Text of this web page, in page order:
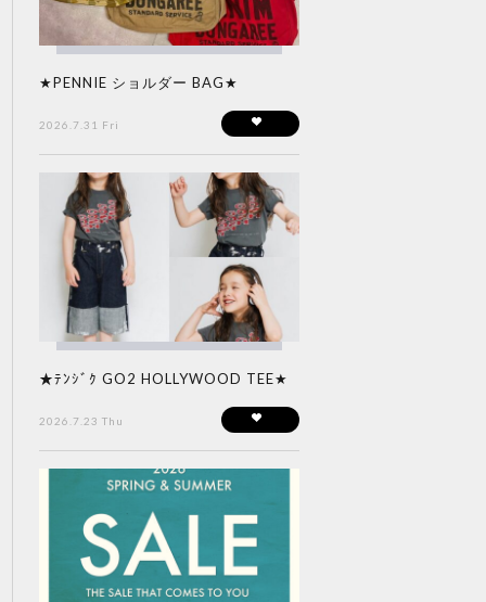
★PENNIE ショルダー BAG★
2026.7.31 Fri
★ﾃﾝｼﾞｸ GO2 HOLLYWOOD TEE★
2026.7.23 Thu